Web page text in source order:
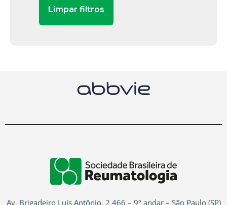
Av. Brigadeiro Luís Antônio, 2.466 – 9º andar – São Paulo (SP)